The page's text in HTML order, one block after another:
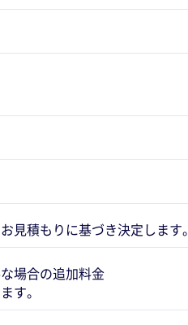
見積もりに基づき決定します。
場合の追加料金
す。